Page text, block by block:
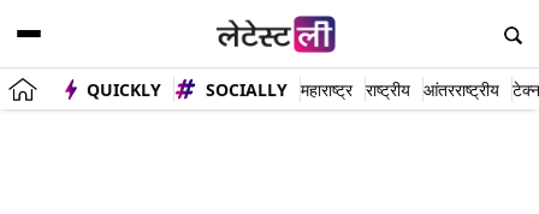
QUICKLY SOCIALLY महाराष्ट्र राष्ट्रीय आंतरराष्ट्रीय